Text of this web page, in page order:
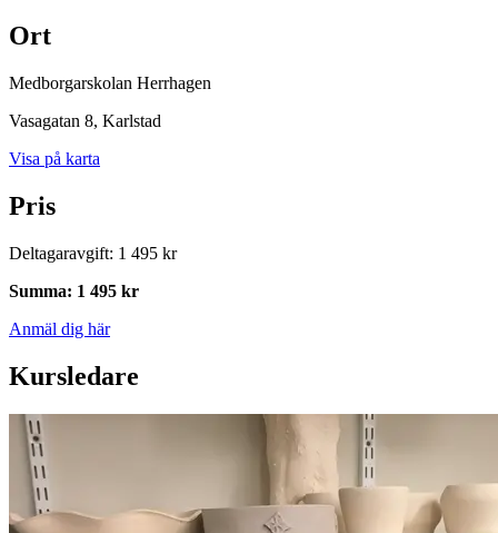
Ort
Medborgarskolan Herrhagen
Vasagatan 8, Karlstad
Visa på karta
Pris
Deltagaravgift: 1 495 kr
Summa: 1 495 kr
Anmäl dig här
Kursledare